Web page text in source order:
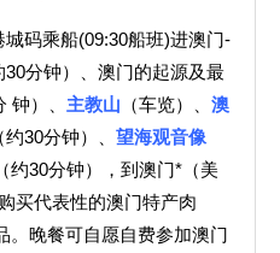
码乘船(09:30船班)进澳门-
30分钟）、澳门的起源及最
钟）、 主教山 （车览）、 澳
约30分钟）、 望海观音像
约30分钟），到澳门*（美
买代表性的澳门特产肉
。晚餐可自愿自费参加澳门